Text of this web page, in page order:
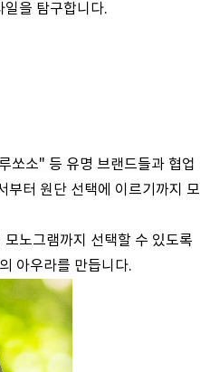
을 탐구합니다.
쏘소" 등 유명 브랜드들과 협업
부터 원단 선택에 이르기까지 모
노그램까지 선택할 수 있도록
아우라를 만듭니다.